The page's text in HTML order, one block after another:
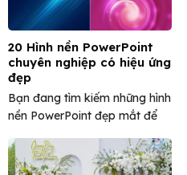
20 Hình nền PowerPoint
chuyên nghiệp có hiệu ứng
đẹp
Bạn đang tìm kiếm những hình
nền PowerPoint đẹp mắt để